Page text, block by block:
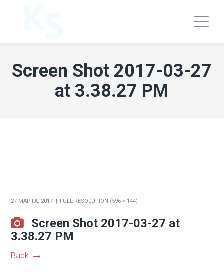
Screen Shot 2017-03-27
at 3.38.27 PM
27 МАРТА, 2017 FULL RESOLUTION (596 × 144)
Screen Shot 2017-03-27 at
3.38.27 PM
Back